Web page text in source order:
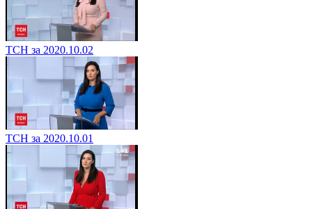
ТСН за 2020.10.02
ТСН за 2020.10.01